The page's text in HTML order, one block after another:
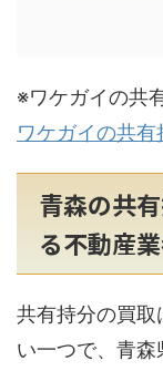
※ワケガイの共
ワケガイの共有
青森の共
る不動産
共有持分の買
い一つで、青